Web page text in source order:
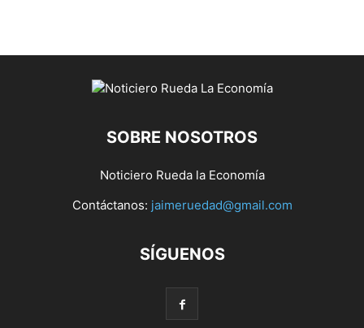
SOBRE NOSOTROS
Noticiero Rueda la Economía
Contáctanos: jaimeruedad@gmail.com
SÍGUENOS